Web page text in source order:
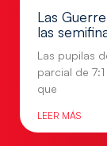
Las
las
Las pupilas
parcial de
que
LEER MÁS